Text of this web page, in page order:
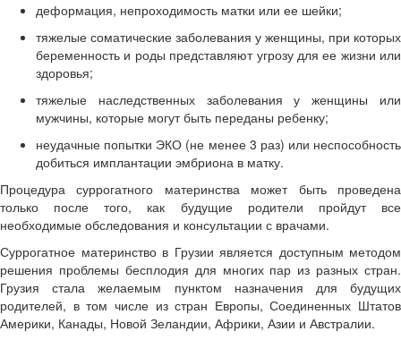
деформация, непроходимость матки или ее шейки;
тяжелые соматические заболевания у женщины, при которых
беременность и роды представляют угрозу для ее жизни или
здоровья;
тяжелые наследственных заболевания у женщины или
мужчины, которые могут быть переданы ребенку;
неудачные попытки ЭКО (не менее 3 раз) или неспособность
добиться имплантации эмбриона в матку.
Процедура суррогатного материнства может быть проведена
только после того, как будущие родители пройдут все
необходимые обследования и консультации с врачами.
Суррогатное материнство в Грузии является доступным методом
решения проблемы бесплодия для многих пар из разных стран.
Грузия стала желаемым пунктом назначения для будущих
родителей, в том числе из стран Европы, Соединенных Штатов
Америки, Канады, Новой Зеландии, Африки, Азии и Австралии.